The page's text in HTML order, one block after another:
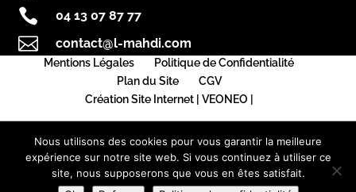
 04 13 07 87 77
 contact@l-mahdi.com
Mentions Légales
Politique de Confidentialité
Plan du Site
CGV
Création Site Internet | VEONEO |
Nous utilisons des cookies pour vous garantir la meilleure
expérience sur notre site web. Si vous continuez à utiliser ce
site, nous supposerons que vous en êtes satisfait.